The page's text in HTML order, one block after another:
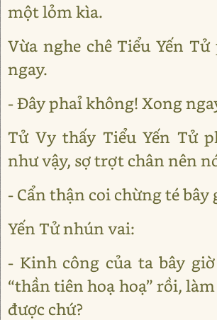
một lỏm kìa.
Vừa nghe chê Tiểu Yến
ngay.
- Ðây phaỉ không! Xong
Tử Vy thấy Tiểu Yến Tử
như vậy, sợ trợt chân nên
- Cẩn thận coi chừng té bây
Yến Tử nhún vai:
- Kinh công của ta bây
“thần tiên hoạ hoạ” rồi,
được chứ?